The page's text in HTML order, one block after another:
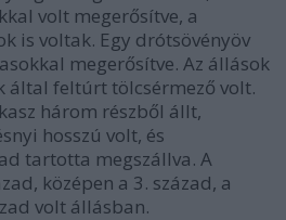
volt megerősítve, a
is voltak. Egy drótsövényöv
megerősítve. Az állások
által feltúrt tölcsérmező volt.
három részből állt,
hosszú volt, és
tartotta megszállva. A
középen a 3. század, a
volt állásban.